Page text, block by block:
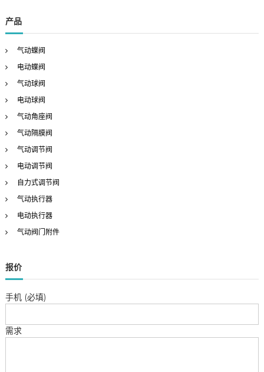
r
c
f
o
r
产品
气动蝶阀
电动蝶阀
气动球阀
电动球阀
气动角座阀
气动隔膜阀
气动调节阀
电动调节阀
自力式调节阀
气动执行器
电动执行器
气动阀门附件
报价
手机 (必填)
需求